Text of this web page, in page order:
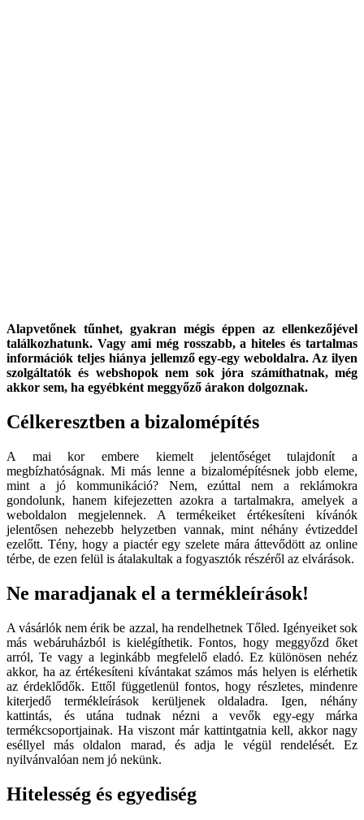
Alapvetőnek tűnhet, gyakran mégis éppen az ellenkezőjével
találkozhatunk. Vagy ami még rosszabb, a hiteles és tartalmas
információk teljes hiánya jellemző egy-egy weboldalra. Az ilyen
szolgáltatók és webshopok nem sok jóra számíthatnak, még
akkor sem, ha egyébként meggyőző árakon dolgoznak.
Célkeresztben a bizalomépítés
A mai kor embere kiemelt jelentőséget tulajdonít a
megbízhatóságnak. Mi más lenne a bizalomépítésnek jobb eleme,
mint a jó kommunikáció? Nem, ezúttal nem a reklámokra
gondolunk, hanem kifejezetten azokra a tartalmakra, amelyek a
weboldalon megjelennek. A termékeiket értékesíteni kívánók
jelentősen nehezebb helyzetben vannak, mint néhány évtizeddel
ezelőtt. Tény, hogy a piactér egy szelete mára áttevődött az online
térbe, de ezen felül is átalakultak a fogyasztók részéről az elvárások.
Ne maradjanak el a termékleírások!
A vásárlók nem érik be azzal, ha rendelhetnek Tőled. Igényeiket sok
más webáruházból is kielégíthetik. Fontos, hogy meggyőzd őket
arról, Te vagy a leginkább megfelelő eladó. Ez különösen nehéz
akkor, ha az értékesíteni kívántakat számos más helyen is elérhetik
az érdeklődők. Ettől függetlenül fontos, hogy részletes, mindenre
kiterjedő termékleírások kerüljenek oldaladra. Igen, néhány
kattintás, és utána tudnak nézni a vevők egy-egy márka
termékcsoportjainak. Ha viszont már kattintgatnia kell, akkor nagy
eséllyel más oldalon marad, és adja le végül rendelését. Ez
nyilvánvalóan nem jó nekünk.
Hitelesség és egyediség